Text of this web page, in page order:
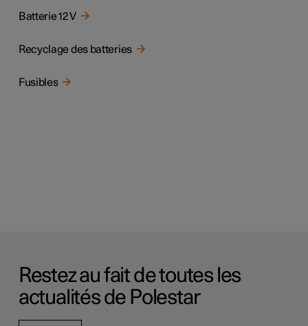
Batterie 12 V
Recyclage des batteries
Fusibles
Restez au fait de toutes les
actualités de Polestar